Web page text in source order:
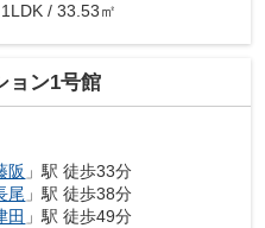
/ 33.53㎡
ン1号館
阪 」駅 徒歩33分
尾 」駅 徒歩38分
田 」駅 徒歩49分